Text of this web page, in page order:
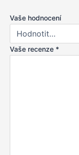
Vaše hodnocení
Vaše recenze *